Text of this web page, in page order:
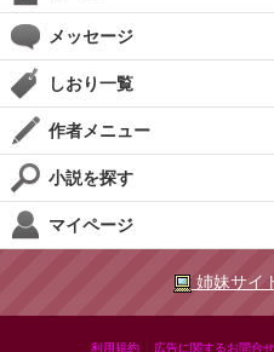
メッセージ
しおり一覧
作者メニュー
小説を探す
マイページ
姉妹サイ
利用規約 広告に関するお問合